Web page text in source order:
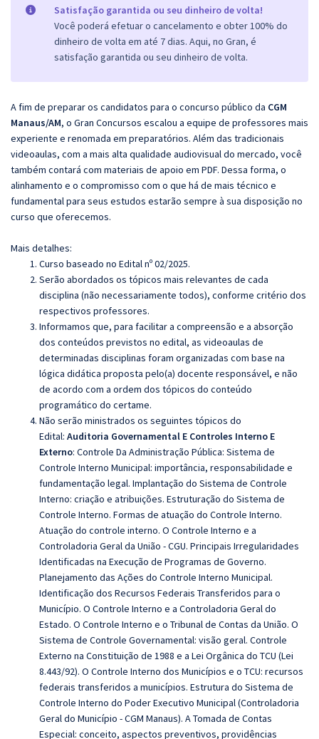
Satisfação garantida ou seu dinheiro de volta!
Você poderá efetuar o cancelamento e obter 100% do
dinheiro de volta em até 7 dias. Aqui, no Gran, é
satisfação garantida ou seu dinheiro de volta.
A fim de preparar os candidatos para o concurso público da CGM
Manaus/AM, o Gran Concursos escalou a equipe de professores mais
experiente e renomada em preparatórios. Além das tradicionais
videoaulas, com a mais alta qualidade audiovisual do mercado, você
também contará com materiais de apoio em PDF. Dessa forma, o
alinhamento e o compromisso com o que há de mais técnico e
fundamental para seus estudos estarão sempre à sua disposição no
curso que oferecemos.
Mais detalhes:
Curso baseado no Edital nº 02/2025.
Serão abordados os tópicos mais relevantes de cada
disciplina (não necessariamente todos), conforme critério dos
respectivos professores.
Informamos que, para facilitar a compreensão e a absorção
dos conteúdos previstos no edital, as videoaulas de
determinadas disciplinas foram organizadas com base na
lógica didática proposta pelo(a) docente responsável, e não
de acordo com a ordem dos tópicos do conteúdo
programático do certame.
Não serão ministrados os seguintes tópicos do
Edital: Auditoria Governamental E Controles Interno E
Externo: Controle Da Administração Pública: Sistema de
Controle Interno Municipal: importância, responsabilidade e
fundamentação legal. Implantação do Sistema de Controle
Interno: criação e atribuições. Estruturação do Sistema de
Controle Interno. Formas de atuação do Controle Interno.
Atuação do controle interno. O Controle Interno e a
Controladoria Geral da União - CGU. Principais Irregularidades
Identificadas na Execução de Programas de Governo.
Planejamento das Ações do Controle Interno Municipal.
Identificação dos Recursos Federais Transferidos para o
Município. O Controle Interno e a Controladoria Geral do
Estado. O Controle Interno e o Tribunal de Contas da União. O
Sistema de Controle Governamental: visão geral. Controle
Externo na Constituição de 1988 e a Lei Orgânica do TCU (Lei
8.443/92). O Controle Interno dos Municípios e o TCU: recursos
federais transferidos a municípios. Estrutura do Sistema de
Controle Interno do Poder Executivo Municipal (Controladoria
Geral do Município - CGM Manaus). A Tomada de Contas
Especial: conceito, aspectos preventivos, providências